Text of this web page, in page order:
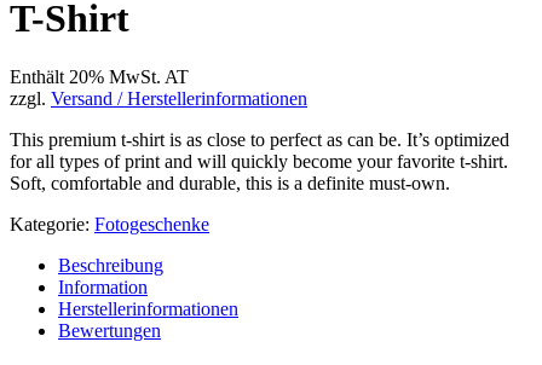
T-Shirt
Enthält 20% MwSt. AT
zzgl. Versand / Herstellerinformationen
This premium t-shirt is as close to perfect as can be. It’s optimized
for all types of print and will quickly become your favorite t-shirt.
Soft, comfortable and durable, this is a definite must-own.
Kategorie: Fotogeschenke
Beschreibung
Information
Herstellerinformationen
Bewertungen